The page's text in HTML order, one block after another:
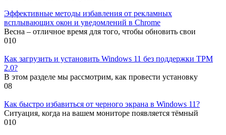
Эффективные методы избавления от рекламных
всплывающих окон и уведомлений в Chrome
Весна – отличное время для того, чтобы обновить свои
010
Как загрузить и установить Windows 11 без поддержки TPM
2.0?
В этом разделе мы рассмотрим, как провести установку
08
Как быстро избавиться от черного экрана в Windows 11?
Ситуация, когда на вашем мониторе появляется тёмный
010